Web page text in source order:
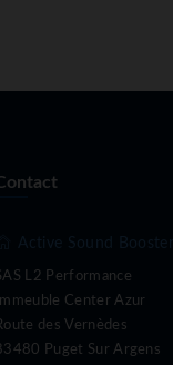
Active Sound Booster
L2 Performance
Immeuble Center Azur
des Vernèdes
Puget Sur Argens